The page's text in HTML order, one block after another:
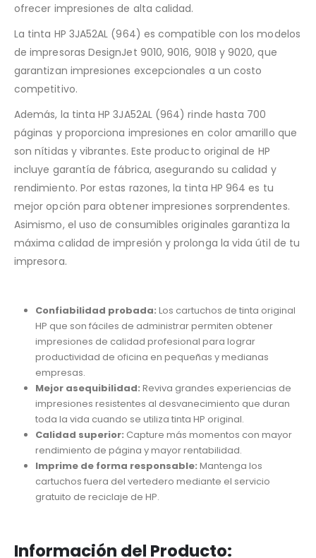
ofrecer impresiones de alta calidad.
La tinta HP 3JA52AL (964) es compatible con los modelos
de impresoras DesignJet 9010, 9016, 9018 y 9020, que
garantizan impresiones excepcionales a un costo
competitivo.
Además, la tinta HP 3JA52AL (964) rinde hasta 700
páginas y proporciona impresiones en color amarillo que
son nítidas y vibrantes. Este producto original de HP
incluye garantía de fábrica, asegurando su calidad y
rendimiento. Por estas razones, la tinta HP 964 es tu
mejor opción para obtener impresiones sorprendentes.
Asimismo, el uso de consumibles originales garantiza la
máxima calidad de impresión y prolonga la vida útil de tu
impresora.
Confiabilidad probada: Los cartuchos de tinta original
HP que son fáciles de administrar permiten obtener
impresiones de calidad profesional para lograr
productividad de oficina en pequeñas y medianas
empresas.
Mejor asequibilidad: Reviva grandes experiencias de
impresiones resistentes al desvanecimiento que duran
toda la vida cuando se utiliza tinta HP original.
Calidad superior: Capture más momentos con mayor
rendimiento de página y mayor rentabilidad.
Imprime de forma responsable: Mantenga los
cartuchos fuera del vertedero mediante el servicio
gratuito de reciclaje de HP.
Información del Producto: